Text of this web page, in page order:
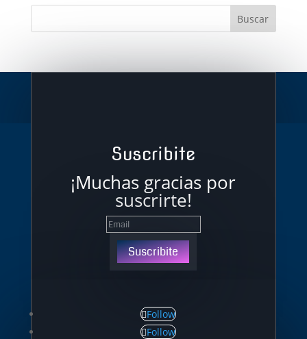
Suscribite
¡Muchas gracias por
suscrirte!
Suscribite
Follow
Follow